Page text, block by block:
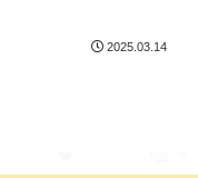
2025.03.14